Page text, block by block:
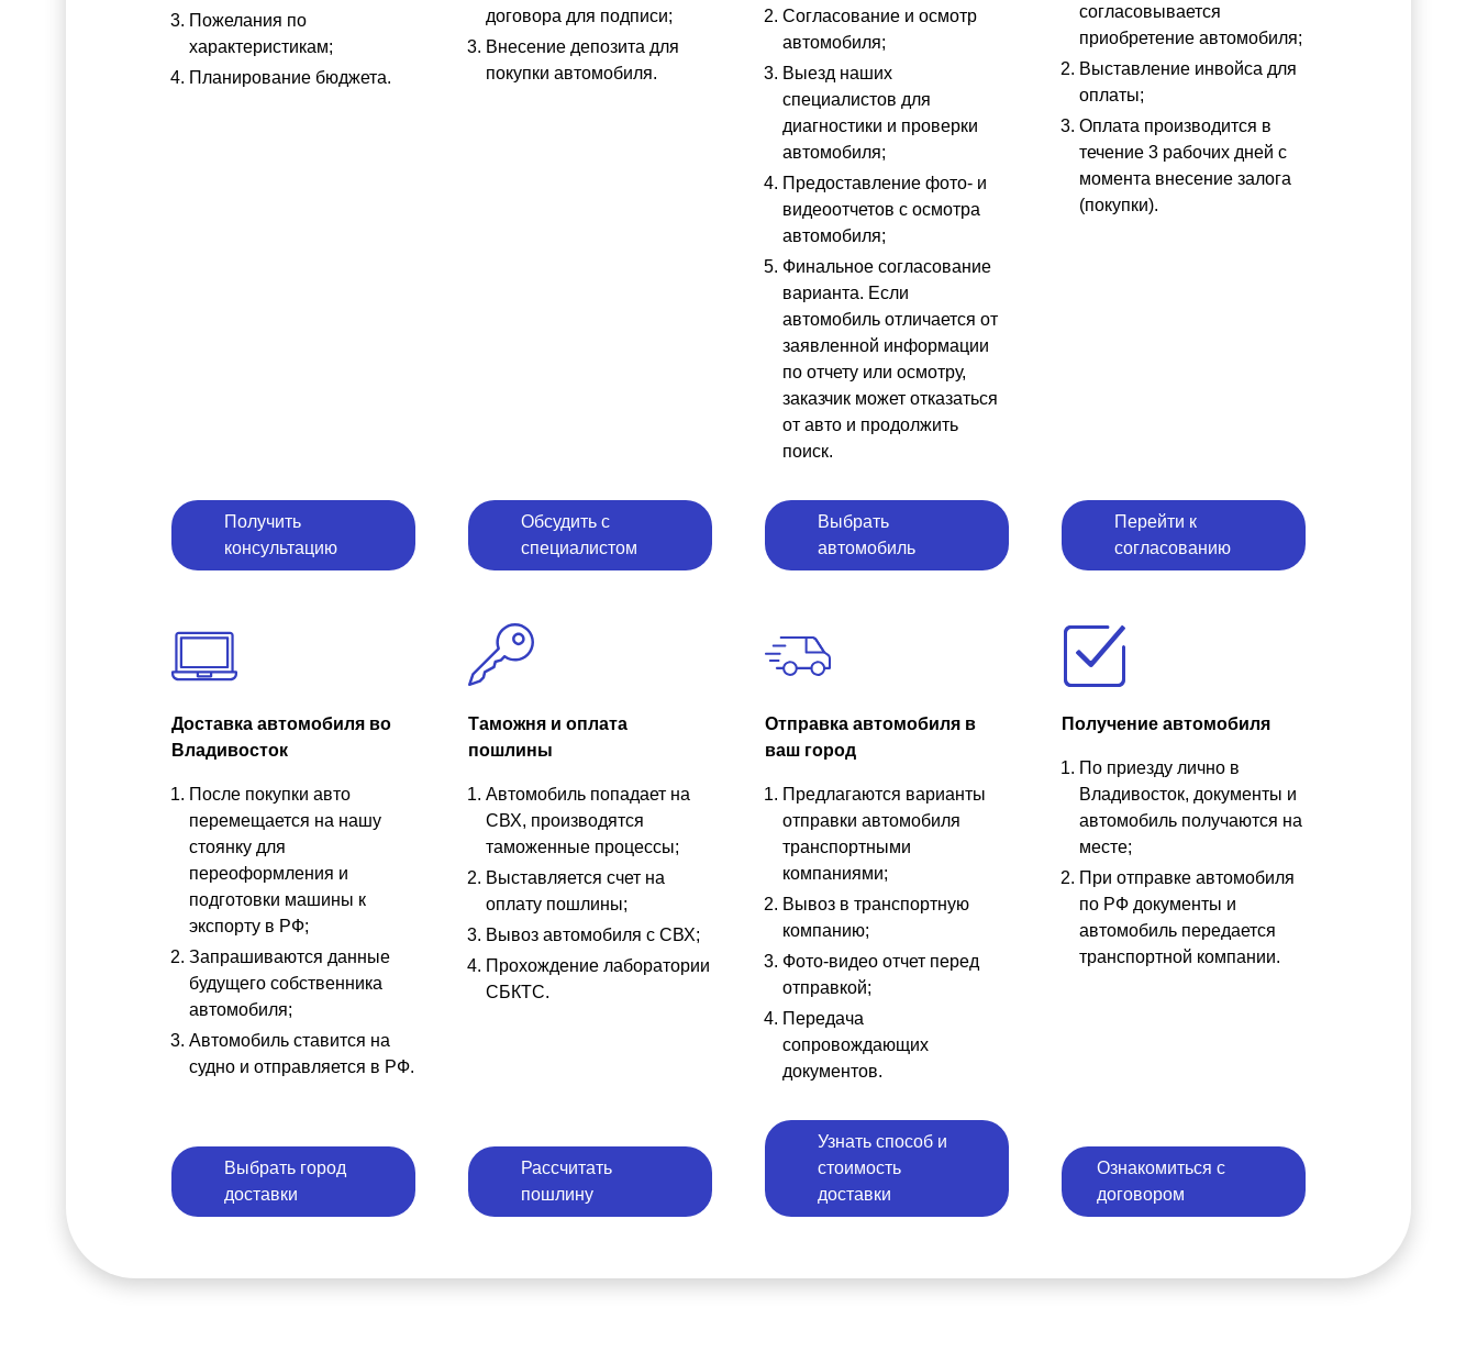
Пожелания по
характеристикам;
Планирование бюджета.
Получить
консультацию
договора для подписи;
Внесение депозита для
покупки автомобиля.
Обсудить с
специалистом
Согласование и осмотр
автомобиля;
Выезд наших
специалистов для
диагностики и проверки
автомобиля;
Предоставление фото- и
видеоотчетов с осмотра
автомобиля;
Финальное согласование
варианта. Если
автомобиль отличается от
заявленной информации
по отчету или осмотру,
заказчик может отказаться
от авто и продолжить
поиск.
Выбрать
автомобиль
согласовывается
приобретение автомобиля;
Выставление инвойса для
оплаты;
Оплата производится в
течение 3 рабочих дней с
момента внесение залога
(покупки).
Перейти к
согласованию
Доставка автомобиля во
Владивосток
После покупки авто
перемещается на нашу
стоянку для
переоформления и
подготовки машины к
экспорту в РФ;
Запрашиваются данные
будущего собственника
автомобиля;
Автомобиль ставится на
судно и отправляется в РФ.
Выбрать город
доставки
Таможня и оплата
пошлины
Автомобиль попадает на
СВХ, производятся
таможенные процессы;
Выставляется счет на
оплату пошлины;
Вывоз автомобиля с СВХ;
Прохождение лаборатории
СБКТС.
Рассчитать
пошлину
Отправка автомобиля в
ваш город
Предлагаются варианты
отправки автомобиля
транспортными
компаниями;
Вывоз в транспортную
компанию;
Фото-видео отчет перед
отправкой;
Передача
сопровождающих
документов.
Узнать способ и
стоимость
доставки
Получение автомобиля
По приезду лично в
Владивосток, документы и
автомобиль получаются на
месте;
При отправке автомобиля
по РФ документы и
автомобиль передается
транспортной компании.
Ознакомиться с
договором